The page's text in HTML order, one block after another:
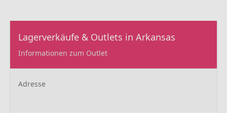
Lagerverkäufe & Outlets in Arkansas
Informationen zum Outlet
Adresse